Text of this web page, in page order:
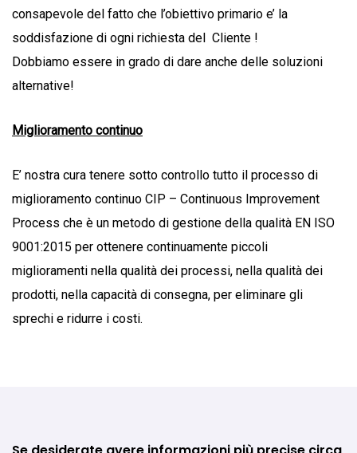
consapevole del fatto che l’obiettivo primario e’ la
soddisfazione di ogni richiesta del Cliente !
Dobbiamo essere in grado di dare anche delle soluzioni
alternative!
Miglioramento continuo
E’ nostra cura tenere sotto controllo tutto il processo di
miglioramento continuo CIP – Continuous Improvement
Process che è un metodo di gestione della qualità EN ISO
9001:2015 per ottenere continuamente piccoli
miglioramenti nella qualità dei processi, nella qualità dei
prodotti, nella capacità di consegna, per eliminare gli
sprechi e ridurre i costi.